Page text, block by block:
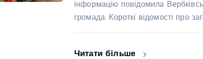
інформацію повідомила
громада. Короткі відомості про
Читати більше